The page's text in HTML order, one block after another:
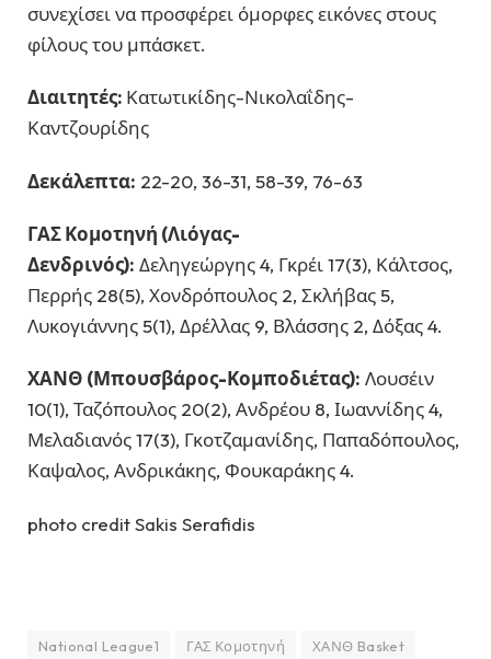
συνεχίσει να προσφέρει όμορφες εικόνες στους
φίλους του μπάσκετ.
Διαιτητές: Κατωτικίδης-Νικολαΐδης-
Καντζουρίδης
Δεκάλεπτα: 22-20, 36-31, 58-39, 76-63
ΓΑΣ Κομοτηνή (Λιόγας-
Δενδρινός): Δεληγεώργης 4, Γκρέι 17(3), Κάλτσος,
Περρής 28(5), Χονδρόπουλος 2, Σκλήβας 5,
Λυκογιάννης 5(1), Δρέλλας 9, Βλάσσης 2, Δόξας 4.
ΧΑΝΘ (Μπουσβάρος-Κομποδιέτας): Λουσέιν
10(1), Ταζόπουλος 20(2), Ανδρέου 8, Ιωαννίδης 4,
Μελαδιανός 17(3), Γκοτζαμανίδης, Παπαδόπουλος,
Καψαλος, Ανδρικάκης, Φουκαράκης 4.
photo credit Sakis Serafidis
National League1 ΓΑΣ Κομοτηνή ΧΑΝΘ Basket